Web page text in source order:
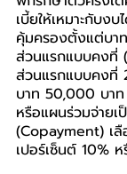
เบี้ยให้เหมาะกับง
คุ้มครองตั้งแต่บา
ส่วนแรกแบบคงที่
ส่วนแรกแบบคง
บาท 50,000 บา
หรือแผนร่วมจ่ายเ
(Copayment) เลื
เปอร์เซ็นต์ 10%